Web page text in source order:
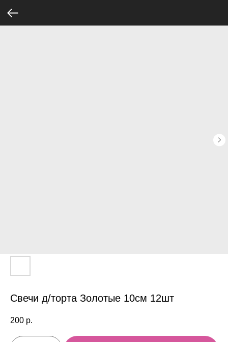
Свечи д/торта Золотые 10см 12шт
200 р.